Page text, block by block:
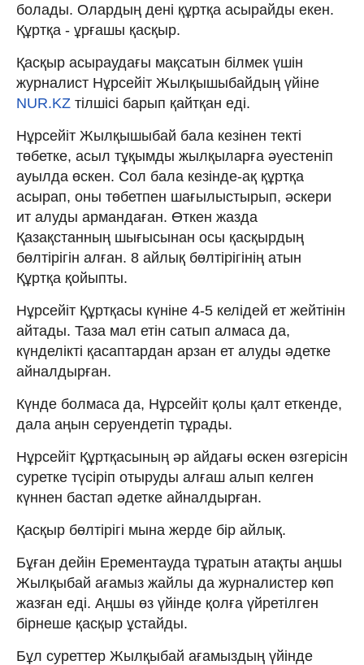
болады. Олардың дені құртқа асырайды екен.
Құртқа - ұрғашы қасқыр.
Қасқыр асыраудағы мақсатын білмек үшін
журналист Нұрсейіт Жылқышыбайдың үйіне
NUR.KZ тілшісі барып қайтқан еді.
Нұрсейіт Жылқышыбай бала кезінен текті
төбетке, асыл тұқымды жылқыларға әуестеніп
ауылда өскен. Сол бала кезінде-ақ құртқа
асырап, оны төбетпен шағылыстырып, әскери
ит алуды армандаған. Өткен жазда
Қазақстанның шығысынан осы қасқырдың
бөлтірігін алған. 8 айлық бөлтірігінің атын
Құртқа қойыпты.
Нұрсейіт Құртқасы күніне 4-5 келідей ет жейтінін
айтады. Таза мал етін сатып алмаса да,
күнделікті қасаптардан арзан ет алуды әдетке
айналдырған.
Күнде болмаса да, Нұрсейіт қолы қалт еткенде,
дала аңын серуендетіп тұрады.
Нұрсейіт Құртқасының әр айдағы өскен өзгерісін
суретке түсіріп отыруды алғаш алып келген
күннен бастап әдетке айналдырған.
Қасқыр бөлтірігі мына жерде бір айлық.
Бұған дейін Ерементауда тұратын атақты аңшы
Жылқыбай ағамыз жайлы да журналистер көп
жазған еді. Аңшы өз үйінде қолға үйретілген
бірнеше қасқыр ұстайды.
Бұл суреттер Жылқыбай ағамыздың үйінде